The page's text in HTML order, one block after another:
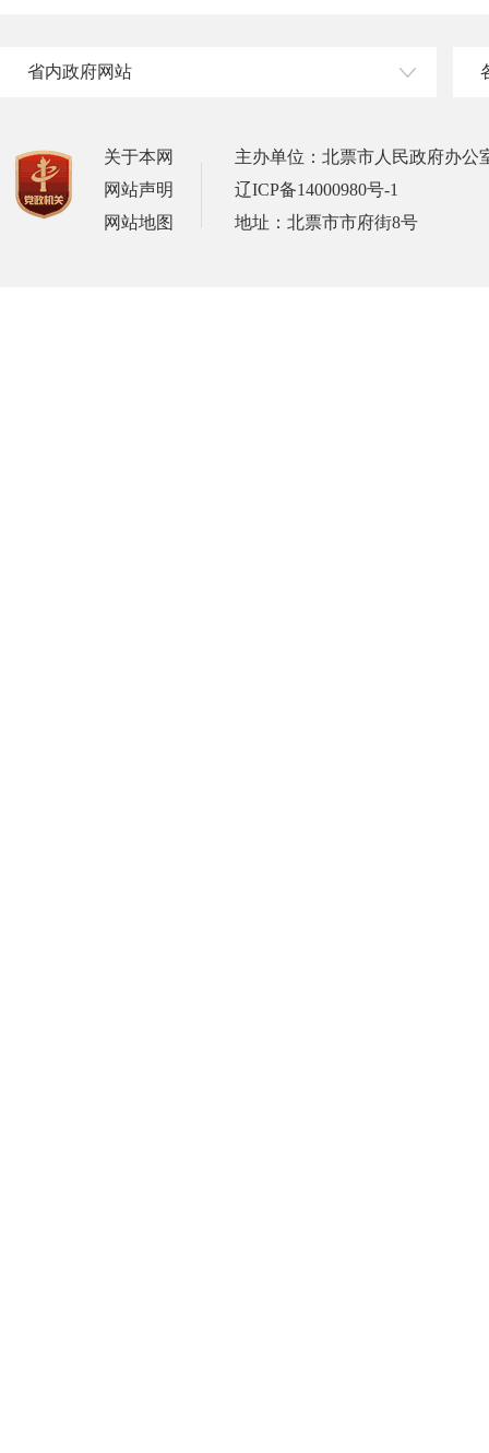
省内政府网站
关于本网
网站声明
网站地图
主办单位：北票市人民政府办公
辽ICP备14000980号-1
地址：北票市市府街8号